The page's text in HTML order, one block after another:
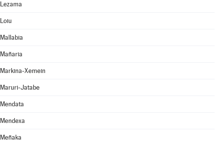
Lezama
Loiu
Mallabia
Mañaria
Markina-Xemein
Maruri-Jatabe
Mendata
Mendexa
Meñaka